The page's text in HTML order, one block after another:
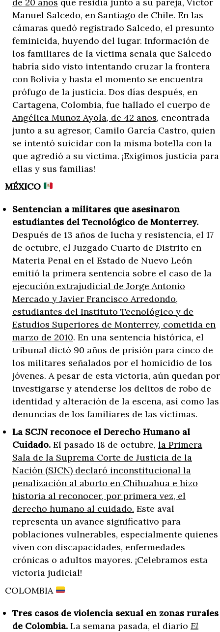
Manuel Salcedo, en Santiago de Chile. En las
cámaras quedó registrado Salcedo, el presunto
feminicida, huyendo del lugar. Información de
los familiares de la víctima señala que Salcedo
habría sido visto intentando cruzar la frontera
con Bolivia y hasta el momento se encuentra
prófugo de la justicia. Dos días después, en
Cartagena, Colombia, fue hallado el cuerpo de
Angélica Muñoz Ayola, de 42 años, encontrada
junto a su agresor, Camilo García Castro, quien
se intentó suicidar con la misma botella con la
que agredió a su víctima. ¡Exigimos justicia para
ellas y sus familias!
MÉXICO
Sentencian a militares que asesinaron
estudiantes del Tecnológico de Monterrey.
Después de 13 años de lucha y resistencia, el 17
de octubre, el Juzgado Cuarto de Distrito en
Materia Penal en el Estado de Nuevo León
emitió la primera sentencia sobre el caso de la
ejecución extrajudicial de Jorge Antonio
Mercado y Javier Francisco Arredondo,
estudiantes del Instituto Tecnológico y de
Estudios Superiores de Monterrey, cometida en
marzo de 2010. En una sentencia histórica, el
tribunal dictó 90 años de prisión para cinco de
los militares señalados por el homicidio de los
jóvenes. A pesar de esta victoria, aún quedan por
investigarse y atenderse los delitos de robo de
identidad y alteración de la escena, así como las
denuncias de los familiares de las víctimas.
La SCJN reconoce el Derecho Humano al
Cuidado. El pasado 18 de octubre, la Primera
Sala de la Suprema Corte de Justicia de la
Nación (SJCN) declaró inconstitucional la
penalización al aborto en Chihuahua e hizo
historia al reconocer, por primera vez, el
derecho humano al cuidado. Este aval
representa un avance significativo para
poblaciones vulnerables, especialmente quienes
viven con discapacidades, enfermedades
crónicas o adultos mayores. ¡Celebramos esta
victoria judicial!
COLOMBIA
Tres casos de violencia sexual en zonas rurales
de Colombia. La semana pasada, el diario El